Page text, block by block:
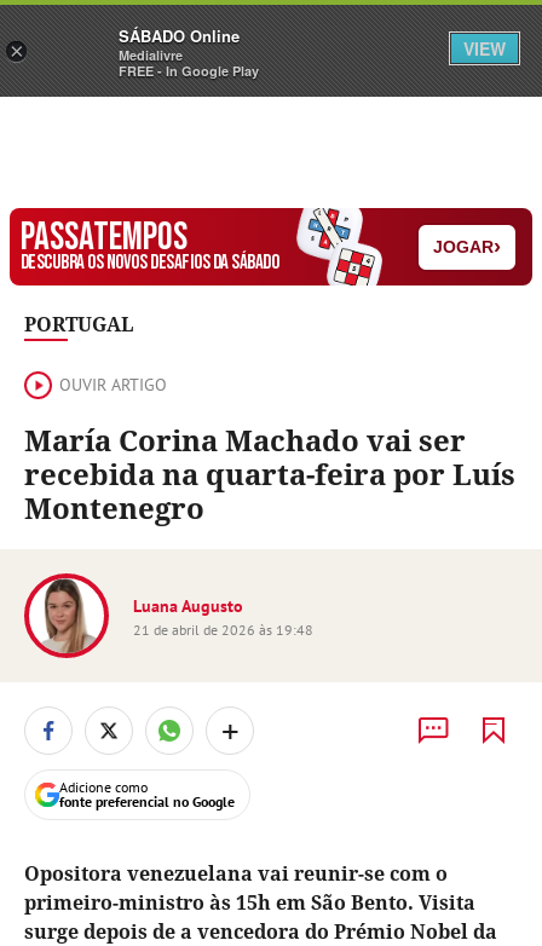
Sábado Assine Iniciar Sessão
PASSATEMPOS
DESCUBRA OS NOVOS DESAFIOS DA SÁBADO
JOGAR›
PORTUGAL
OUVIR ARTIGO
María Corina Machado vai ser
recebida na quarta-feira por Luís
Montenegro
Luana Augusto
21 de abril de 2026 às 19:48
+
Adicione como
fonte preferencial no Google
Opositora venezuelana vai reunir-se com o
primeiro-ministro às 15h em São Bento. Visita
surge depois de a vencedora do Prémio Nobel da
×
SÁBADO Online
Medialivre
FREE - In Google Play
VIEW